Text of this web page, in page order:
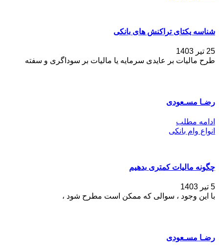
شناسه یکتای تراکنش های بانکی
25 تیر 1403
طرح مالیات بر عایدی سرمایه یا مالیات بر سوداگری و سفته
رضـا مسـعودی
ادامه مطلب
انواع وام بانکی
چگونه مالیات کمتری بدهیم
5 تیر 1403
با این وجود ، سوالی که ممکن است مطرح شود ،
رضـا مسـعودی